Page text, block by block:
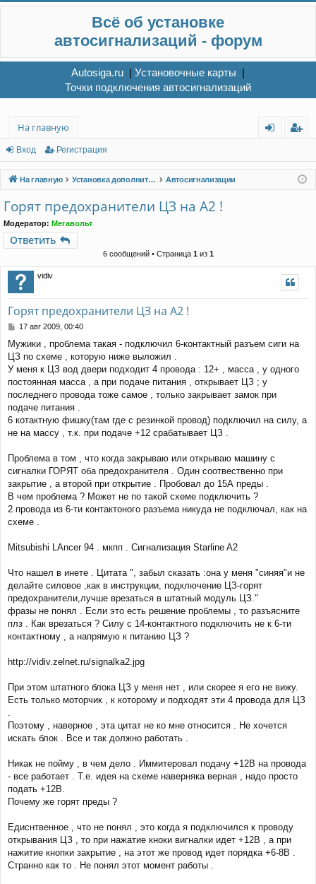
Всё об установке
автосигнализаций - форум
Autosiga.ru | Установочные карты |
Точки подключения автосигнализаций
На главную
д
ис
тр
Вход Регистрация
На главную Установка дополнительного электрооборудования Автосигнализации
Горят предохранители ЦЗ на А2 !
Модератор: Мегавольт
Ответить
6 сообщений • Страница 1из 1
vidiv
Горят предохранители ЦЗ на А2 !
С
о
б
щ
е
и
е
17 авг 2009, 00:40
Мужики , проблема такая - подключил 6-контактный разъем сиги на
ЦЗ по схеме , которую ниже выложил .
У меня к ЦЗ вод двери подходит 4 провода : 12+ , масса , у одного
постоянная масса , а при подаче питания , открывает ЦЗ ; у
последнего провода тоже самое , только закрывает замок при
подаче питания .
6 котактную фишку(там где с резинкой провод) подключил на силу, а
не на массу , т.к. при подаче +12 срабатывает ЦЗ .
Проблема в том , что когда закрываю или открываю машину с
сигналки ГОРЯТ оба предохранителя . Один соотвественно при
закрытие , а второй при открытие . Пробовал до 15А преды .
В чем проблема ? Может не по такой схеме подключить ?
2 провода из 6-ти контактоного разъема никуда не подключал, как на
схеме .
Mitsubishi LAncer 94 . мкпп . Сигнализация Starline A2
Что нашел в инете . Цитата ", забыл сказать :она у меня "синяя"и не
делайте силовое ,как в инструкции, подключение ЦЗ-горят
предохранители,лучше врезаться в штатный модуль ЦЗ."
фразы не понял . Если это есть решение проблемы , то разъясните
плз . Как врезаться ? Силу с 14-контактного подключить не к 6-ти
контактному , а напрямую к питанию ЦЗ ?
http://vidiv.zelnet.ru/signalka2.jpg
При этом штатного блока ЦЗ у меня нет , или скорее я его не вижу.
Есть только моторчик , к которому и подходят эти 4 провода для ЦЗ
.
Поэтому , наверное , эта цитат не ко мне относится . Не хочется
искать блок . Все и так должно работать .
Никак не пойму , в чем дело . Иммитеровал подачу +12В на провода
- все работает . Т.е. идея на схеме наверняка верная , надо просто
подать +12В.
Почему же горят преды ?
Едиснтвенное , что не понял , это когда я подключился к проводу
открывания ЦЗ , то при нажатие кноки вигналки идет +12В , а при
нажитие кнопки закрытие , на этот же провод идет порядка +6-8В .
Странно как то . Не понял этот момент работы .